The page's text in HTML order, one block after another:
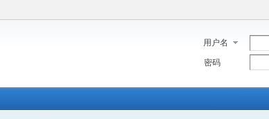
用户名
密码